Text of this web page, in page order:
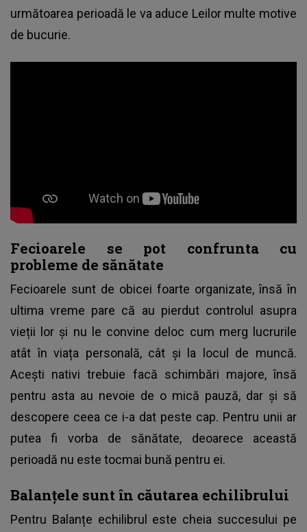
următoarea perioadă le va aduce Leilor multe motive
de bucurie.
Fecioarele se pot confrunta cu
probleme de sănătate
Fecioarele sunt de obicei foarte organizate, însă în
ultima vreme pare că au pierdut controlul asupra
vieții lor și nu le convine deloc cum merg lucrurile
atât în viața personală, cât și la locul de muncă.
Acești nativi trebuie facă schimbări majore, însă
pentru asta au nevoie de o mică pauză, dar și să
descopere ceea ce i-a dat peste cap. Pentru unii ar
putea fi vorba de sănătate, deoarece această
perioadă nu este tocmai bună pentru ei.
Balanțele sunt în căutarea echilibrului
Pentru Balanțe echilibrul este cheia succesului pe